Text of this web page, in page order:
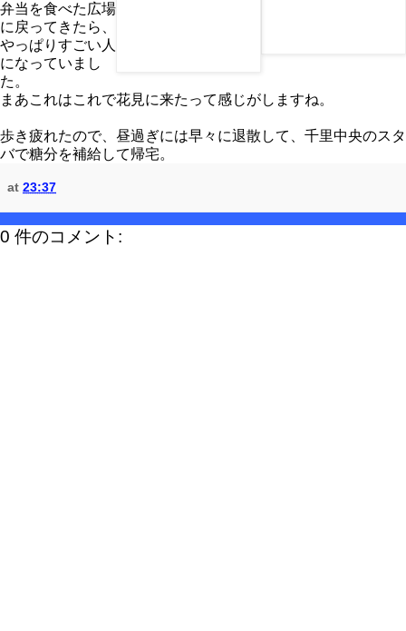
弁当を食べた広場
に戻ってきたら、
やっぱりすごい人
になっていまし
た。
まあこれはこれで花見に来たって感じがしますね。
歩き疲れたので、昼過ぎには早々に退散して、千里中央のスタ
バで糖分を補給して帰宅。
at 23:37
0 件のコメント: